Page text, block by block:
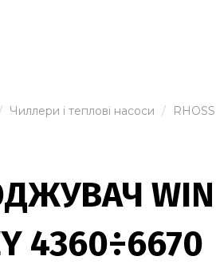
Чиллери і теплові насоси RHOSS
4360÷6670